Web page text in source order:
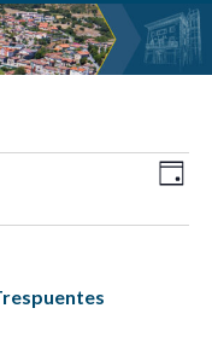
de
de
Día